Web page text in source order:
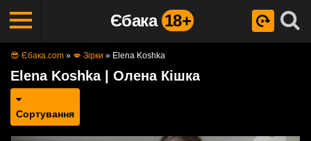
Єбака 18+
😎 Єбака.com » 💋 Зірки » Elena Koshka
Elena Koshka | Олена Кішка
Сортування